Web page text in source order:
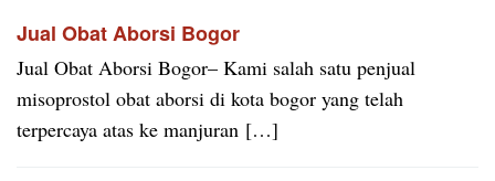
Jual Obat Aborsi Bogor
Jual Obat Aborsi Bogor– Kami salah satu penjual
misoprostol obat aborsi di kota bogor yang telah
terpercaya atas ke manjuran […]